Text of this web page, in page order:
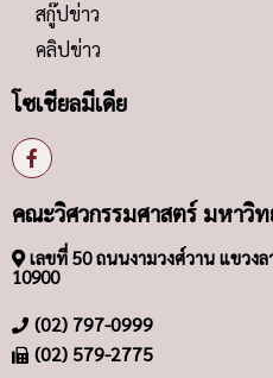
สกู๊ปข่าว
คลิปข่าว
โซเชียลมีเดีย
คณะวิศวกรรมศาสตร์ มหาวิท
เลขที่ 50 ถนนงามวงศ์วาน แขวงล
10900
(02) 797-0999
(02) 579-2775